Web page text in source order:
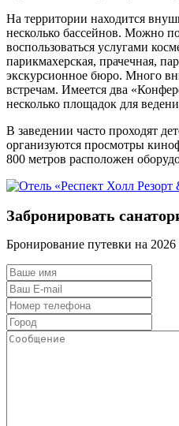
На территории находится
несколько бассейнов. Можно
воспользоваться услугами
парикмахерская, прачечная,
экскурсионное бюро. Много
встречам. Имеется два
несколько площадок для
В заведении часто проходят
организуются просмотры
800 метров расположен
Забронировать
Бронирование путевки на 2026